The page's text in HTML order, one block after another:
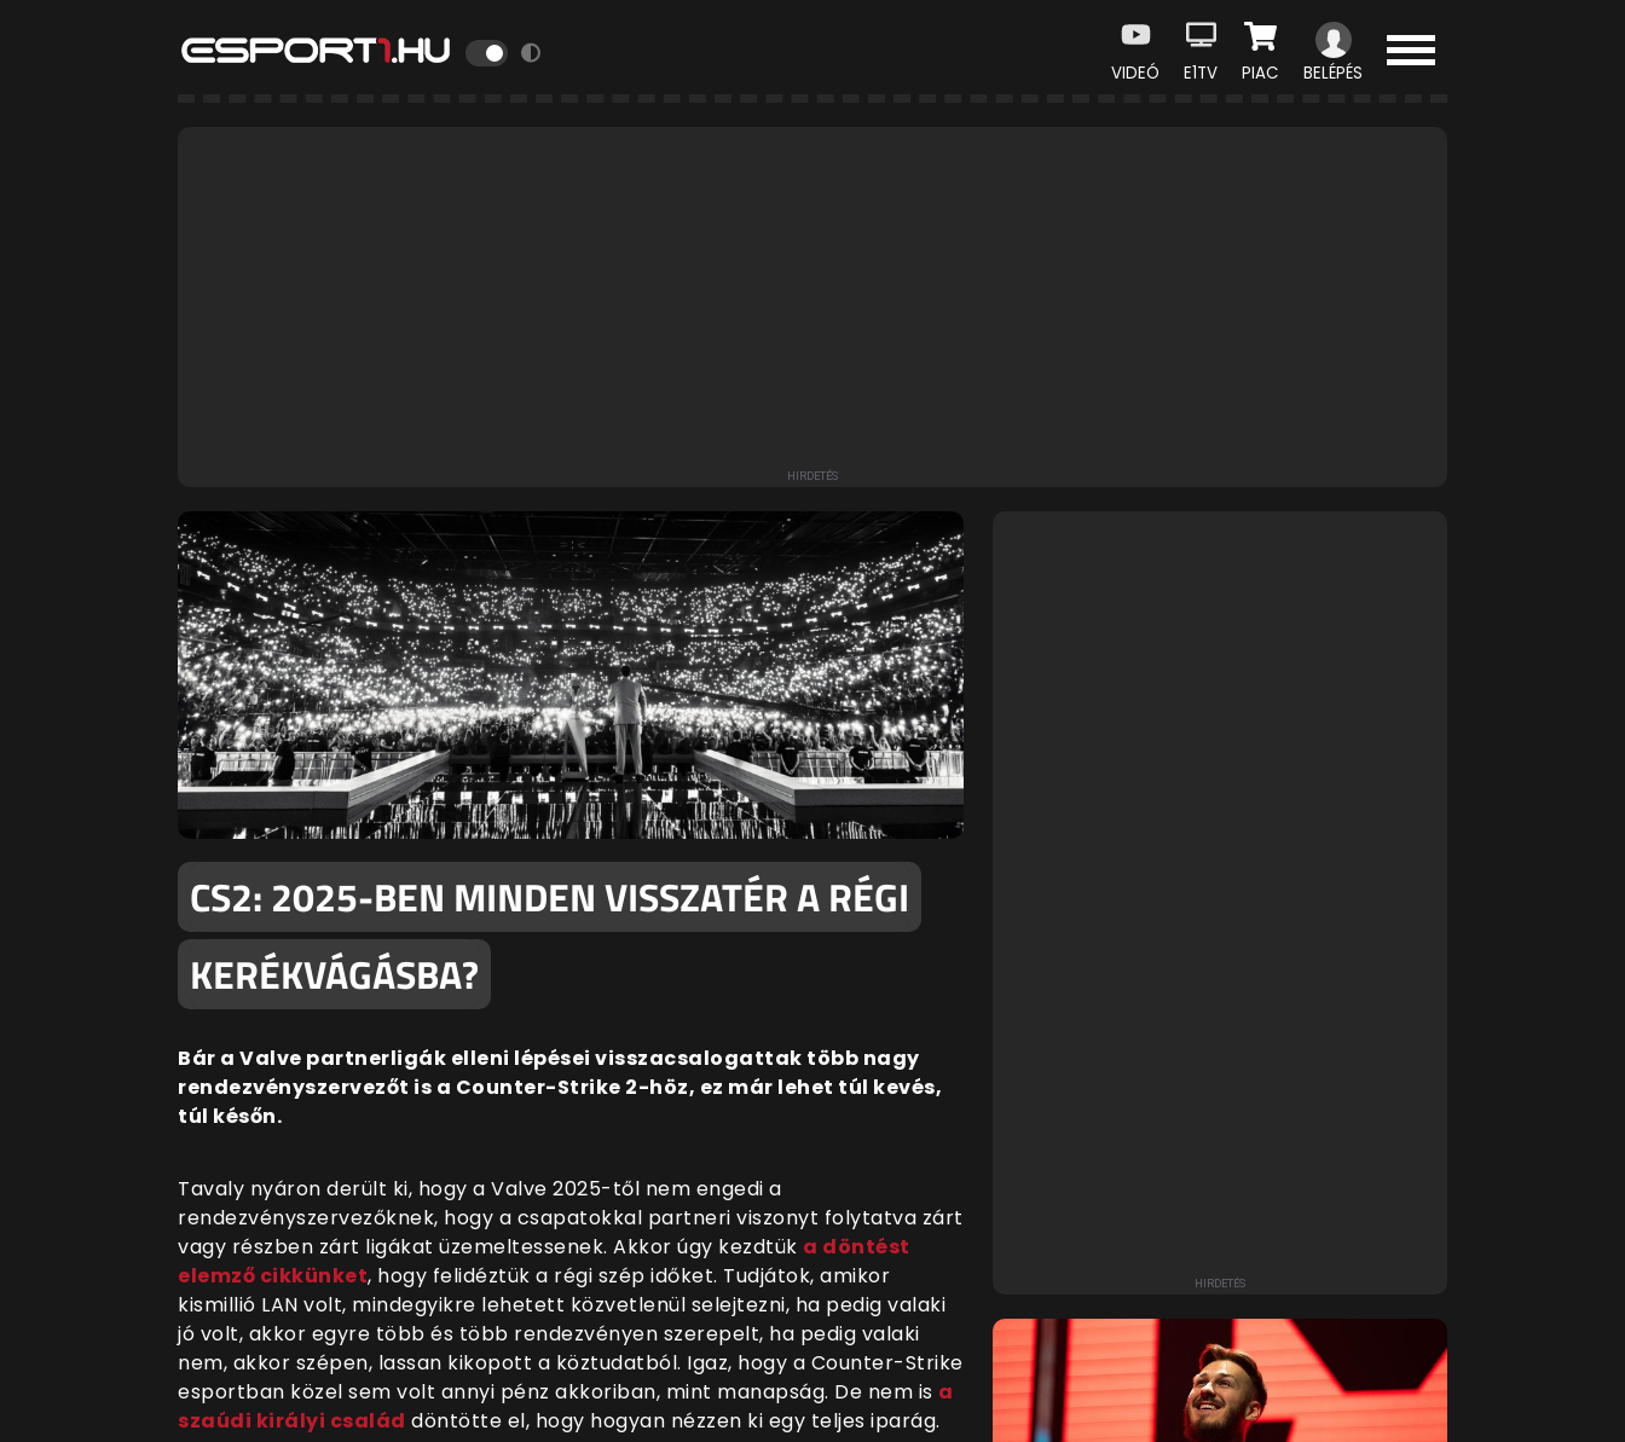
VIDEÓ E1TV PIAC BELÉPÉS
CS2: 2025-BEN MINDEN VISSZATÉR A RÉGI
KERÉKVÁGÁSBA?
Bár a Valve partnerligák elleni lépései visszacsalogattak több nagy
rendezvényszervezőt is a Counter-Strike 2-höz, ez már lehet túl kevés,
túl későn.
Tavaly nyáron derült ki, hogy a Valve 2025-től nem engedi a
rendezvényszervezőknek, hogy a csapatokkal partneri viszonyt folytatva zárt
vagy részben zárt ligákat üzemeltessenek. Akkor úgy kezdtük a döntést
elemző cikkünket, hogy felidéztük a régi szép időket. Tudjátok, amikor
kismillió LAN volt, mindegyikre lehetett közvetlenül selejtezni, ha pedig valaki
jó volt, akkor egyre több és több rendezvényen szerepelt, ha pedig valaki
nem, akkor szépen, lassan kikopott a köztudatból. Igaz, hogy a Counter-Strike
esportban közel sem volt annyi pénz akkoriban, mint manapság. De nem is a
szaúdi királyi család döntötte el, hogy hogyan nézzen ki egy teljes iparág.